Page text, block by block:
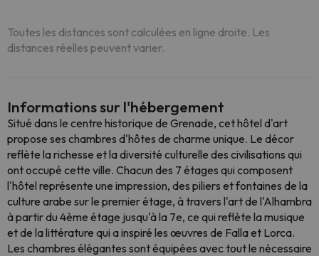
Toutes les distances sont calculées en ligne droite. Les
distances réelles peuvent varier.
Informations sur l'hébergement
Situé dans le centre historique de Grenade, cet hôtel d'art
propose ses chambres d'hôtes de charme unique. Le décor
reflète la richesse et la diversité culturelle des civilisations qui
ont occupé cette ville. Chacun des 7 étages qui composent
l'hôtel représente une impression, des piliers et fontaines de la
culture arabe sur le premier étage, à travers l'art de l'Alhambra
à partir du 4ème étage jusqu'à la 7e, ce qui reflète la musique
et de la littérature qui a inspiré les œuvres de Falla et Lorca.
Les chambres élégantes sont équipées avec tout le nécessaire